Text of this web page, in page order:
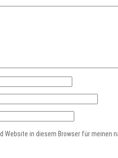
Website in diesem Browser für meinen